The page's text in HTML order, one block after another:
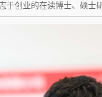
于创业的在读博士、硕士